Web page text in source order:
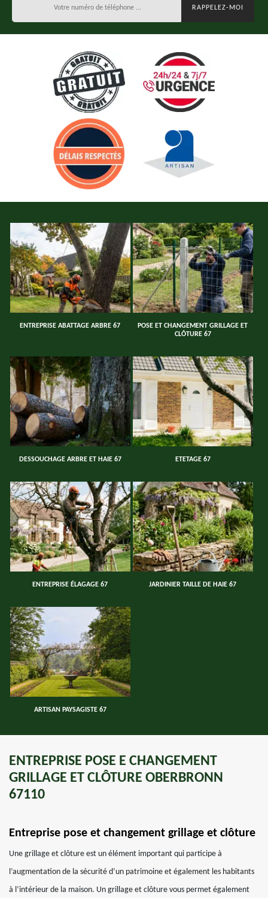
ENTREPRISE ABATTAGE ARBRE 67
POSE ET CHANGEMENT GRILLAGE ET
CLÔTURE 67
DESSOUCHAGE ARBRE ET HAIE 67 ETETAGE 67
ENTREPRISE ÉLAGAGE 67 JARDINIER TAILLE DE HAIE 67
ARTISAN PAYSAGISTE 67
ENTREPRISE POSE E CHANGEMENT
GRILLAGE ET CLÔTURE OBERBRONN
67110
Entreprise pose et changement grillage et clôture
Une grillage et clôture est un élément important qui participe à
l’augmentation de la sécurité d’un patrimoine et également les habitants
à l’intérieur de la maison. Un grillage et clôture vous permet également